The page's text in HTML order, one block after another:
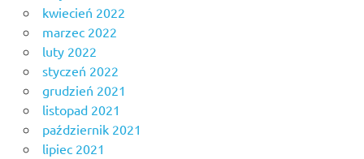
kwiecień 2022
marzec 2022
luty 2022
styczeń 2022
grudzień 2021
listopad 2021
październik 2021
lipiec 2021